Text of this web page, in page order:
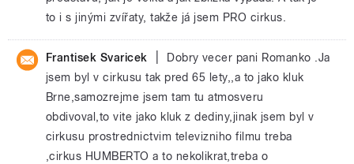
to i s jinými zvířaty, takže já jsem PRO cirkus.
Frantisek Svaricek
Dobry vecer pani Romanko .Ja
jsem byl v cirkusu tak pred 65 lety,,a to jako kluk
Brne,samozrejme jsem tam tu atmosveru
obdivoval,to vite jako kluk z dediny,jinak jsem byl v
cirkusu prostrednictvim televizniho filmu treba
,cirkus HUMBERTO a to nekolikrat,treba o